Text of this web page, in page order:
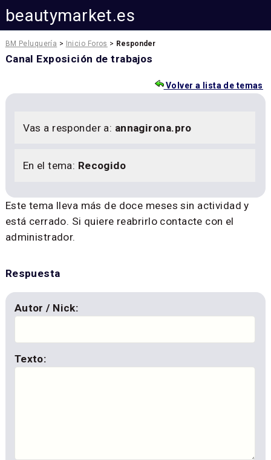
beautymarket.es
BM Peluquería > Inicio Foros > Responder
Canal Exposición de trabajos
Volver a lista de temas
Vas a responder a: annagirona.pro
En el tema: Recogido
Este tema lleva más de doce meses sin actividad y
está cerrado. Si quiere reabrirlo contacte con el
administrador.
Respuesta
Autor / Nick:
Texto: